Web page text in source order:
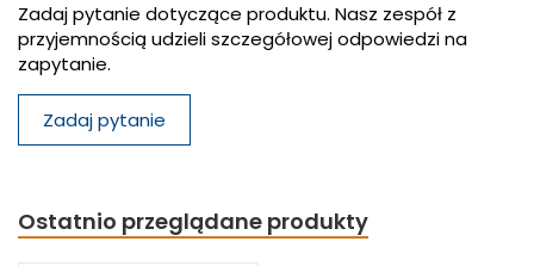
Zadaj pytanie dotyczące produktu. Nasz zespół z
przyjemnością udzieli szczegółowej odpowiedzi na
zapytanie.
Zadaj pytanie
Ostatnio przeglądane produkty